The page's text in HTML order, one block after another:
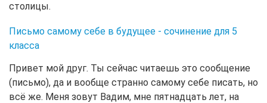
столицы.
Письмо самому себе в будущее - сочинение для 5
класса
Привет мой друг. Ты сейчас читаешь это сообщение
(письмо), да и вообще странно самому себе писать, но
всё же. Меня зовут Вадим, мне пятнадцать лет, на